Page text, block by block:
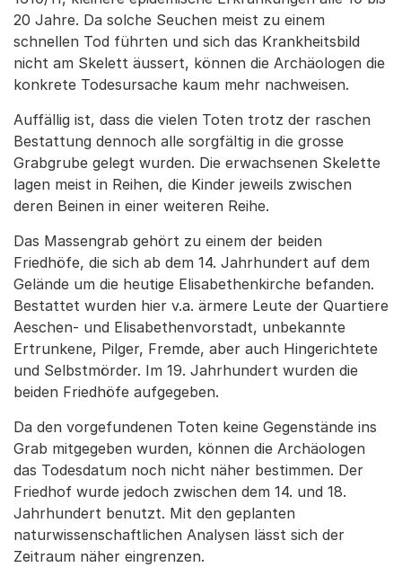
20 Jahre. Da solche Seuchen meist zu einem
schnellen Tod führten und sich das Krankheitsbild
nicht am Skelett äussert, können die Archäologen die
konkrete Todesursache kaum mehr nachweisen.
Auffällig ist, dass die vielen Toten trotz der raschen
Bestattung dennoch alle sorgfältig in die grosse
Grabgrube gelegt wurden. Die erwachsenen Skelette
lagen meist in Reihen, die Kinder jeweils zwischen
deren Beinen in einer weiteren Reihe.
Das Massengrab gehört zu einem der beiden
Friedhöfe, die sich ab dem 14. Jahrhundert auf dem
Gelände um die heutige Elisabethenkirche befanden.
Bestattet wurden hier v.a. ärmere Leute der Quartiere
Aeschen- und Elisabethenvorstadt, unbekannte
Ertrunkene, Pilger, Fremde, aber auch Hingerichtete
und Selbstmörder. Im 19. Jahrhundert wurden die
beiden Friedhöfe aufgegeben.
Da den vorgefundenen Toten keine Gegenstände ins
Grab mitgegeben wurden, können die Archäologen
das Todesdatum noch nicht näher bestimmen. Der
Friedhof wurde jedoch zwischen dem 14. und 18.
Jahrhundert benutzt. Mit den geplanten
naturwissenschaftlichen Analysen lässt sich der
Zeitraum näher eingrenzen.